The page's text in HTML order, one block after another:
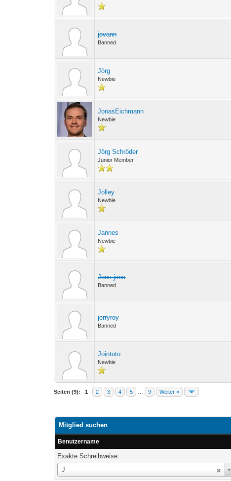
jovann
Banned
Jörg
Newbie
JonasEichmann
Newbie
Jörg Schröder
Junior Member
Jolley
Newbie
Jannes
Newbie
Jons jons
Banned
jerryroy
Banned
Jointoto
Newbie
Seiten (9): 1 2 3 4 5 9 Weiter »
Mitglied suchen
Benutzername
Exakte Schreibweise:
J
Benutzername